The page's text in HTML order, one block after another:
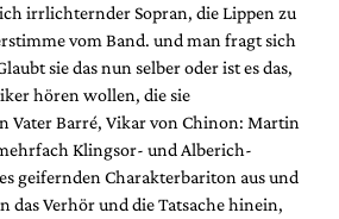
irrlichternder Sopran, die Lippen zu
vom Band. und man fragt sich
sie das nun selber oder ist es das,
hören wollen, die sie
Vater Barré, Vikar von Chinon: Martin
Klingsor- und Alberich-
geifernden Charakterbariton aus und
das Verhör und die Tatsache hinein,